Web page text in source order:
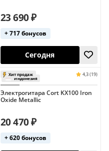
Сегодня
23 690 ₽
+ 717 бонусов
Электрогитара Cort KX100 Iron
Oxide Metallic
20 470 ₽
+ 620 бонусов